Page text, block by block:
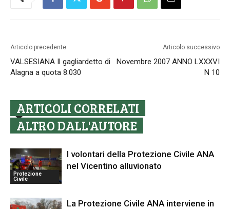
Articolo precedente
VALSESIANA Il gagliardetto di
Alagna a quota 8.030
Articolo successivo
Novembre 2007 ANNO LXXXVI
N 10
ARTICOLI CORRELATI
ALTRO DALL'AUTORE
Protezione
Civile
I volontari della Protezione Civile ANA
nel Vicentino alluvionato
La Protezione Civile ANA interviene in